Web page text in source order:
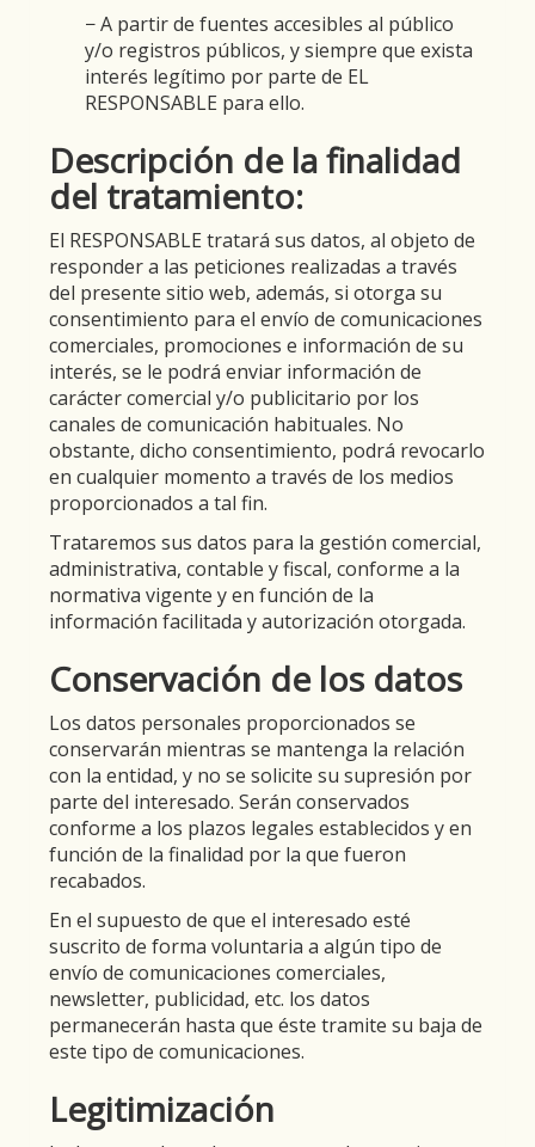
− A partir de fuentes accesibles al público
y/o registros públicos, y siempre que exista
interés legítimo por parte de EL
RESPONSABLE para ello.
Descripción de la finalidad
del tratamiento:
El RESPONSABLE tratará sus datos, al objeto de
responder a las peticiones realizadas a través
del presente sitio web, además, si otorga su
consentimiento para el envío de comunicaciones
comerciales, promociones e información de su
interés, se le podrá enviar información de
carácter comercial y/o publicitario por los
canales de comunicación habituales. No
obstante, dicho consentimiento, podrá revocarlo
en cualquier momento a través de los medios
proporcionados a tal fin.
Trataremos sus datos para la gestión comercial,
administrativa, contable y fiscal, conforme a la
normativa vigente y en función de la
información facilitada y autorización otorgada.
Conservación de los datos
Los datos personales proporcionados se
conservarán mientras se mantenga la relación
con la entidad, y no se solicite su supresión por
parte del interesado. Serán conservados
conforme a los plazos legales establecidos y en
función de la finalidad por la que fueron
recabados.
En el supuesto de que el interesado esté
suscrito de forma voluntaria a algún tipo de
envío de comunicaciones comerciales,
newsletter, publicidad, etc. los datos
permanecerán hasta que éste tramite su baja de
este tipo de comunicaciones.
Legitimización